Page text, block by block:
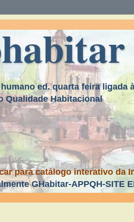
ed. quarta feira ligada
Qualidade Habitacional
para catálogo interativo da
GHabitar-APPQH-SITE